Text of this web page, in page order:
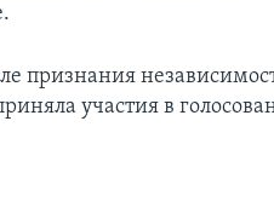
признания
участия в